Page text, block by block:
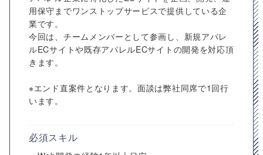
用保守までワンストップサービスで提供している企
業です。
今回は、チームメンバーとして参画し、新規アパレ
ルECサイトや既存アパレルECサイトの開発を対応頂
きます。
※エンド直案件となります。面談は弊社同席で1回行
います。
必須スキル